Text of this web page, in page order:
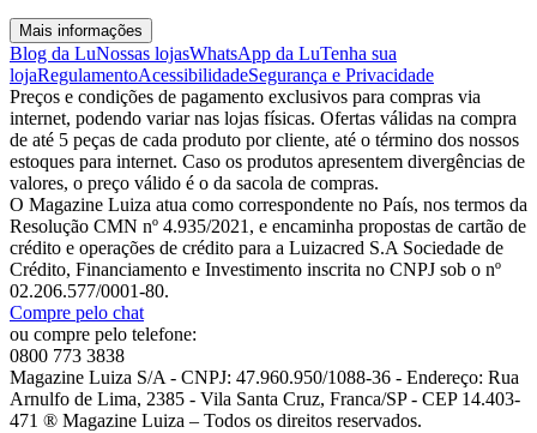
Mais informações
Blog da LuNossas lojasWhatsApp da LuTenha sua
lojaRegulamentoAcessibilidadeSegurança e Privacidade
Preços e condições de pagamento exclusivos para compras via
internet, podendo variar nas lojas físicas. Ofertas válidas na compra
de até 5 peças de cada produto por cliente, até o término dos nossos
estoques para internet. Caso os produtos apresentem divergências de
valores, o preço válido é o da sacola de compras.
O Magazine Luiza atua como correspondente no País, nos termos da
Resolução CMN nº 4.935/2021, e encaminha propostas de cartão de
crédito e operações de crédito para a Luizacred S.A Sociedade de
Crédito, Financiamento e Investimento inscrita no CNPJ sob o nº
02.206.577/0001-80.
Compre pelo chat
ou compre pelo telefone:
0800 773 3838
Magazine Luiza S/A - CNPJ: 47.960.950/1088-36 - Endereço: Rua
Arnulfo de Lima, 2385 - Vila Santa Cruz, Franca/SP - CEP 14.403-
471 ® Magazine Luiza – Todos os direitos reservados.